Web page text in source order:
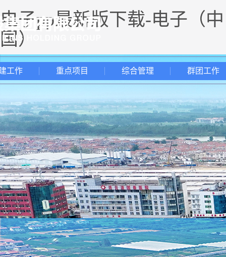
电子pp最新版下载-电子（中
国）
工作 重点项目 综合管理 群团工作